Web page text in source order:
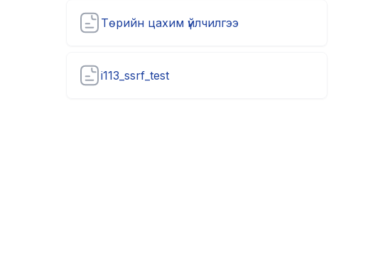
Төрийн цахим үйлчилгээ
i113_ssrf_test